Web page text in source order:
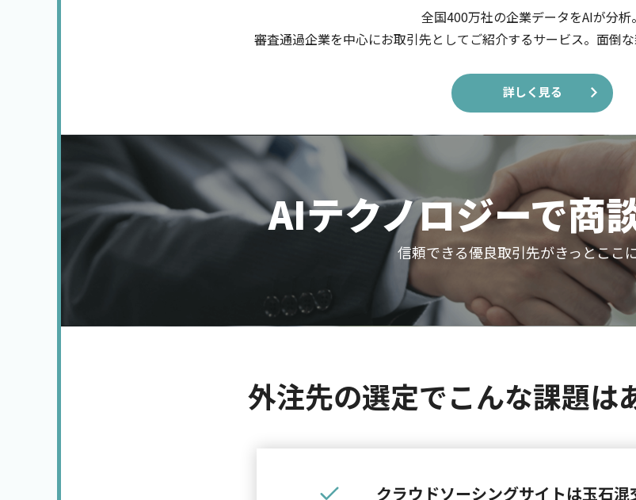
全国400万社の企業データをAIが分析。
審査通過企業を中心にお取引先としてご紹介するサービス。面倒な
詳しく見る
AIテクノロジーで商
信頼できる優良取引先がきっとここ
外注先の選定でこんな課題は
クラウドソーシングサイトは玉石混